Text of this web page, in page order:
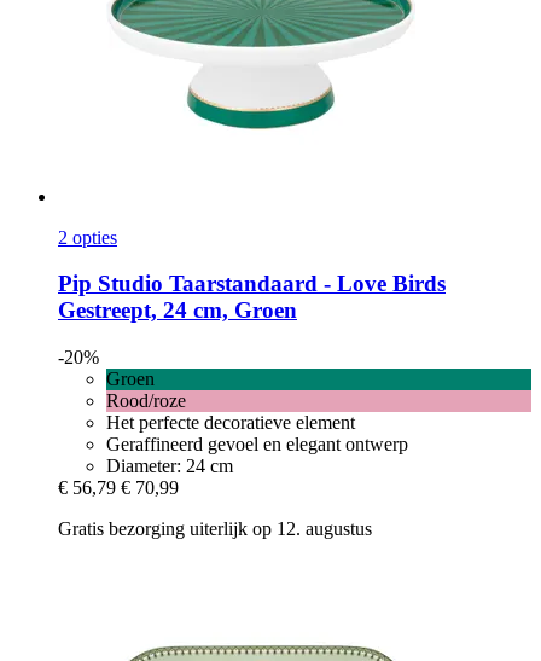
2 opties
Pip Studio Taarstandaard -​ Love Birds
Gestreept, 24 cm, Groen
-20%
Groen
Rood/roze
Het perfecte decoratieve element
Geraffineerd gevoel en elegant ontwerp
Diameter: 24 cm
€ 56,79 € 70,99
Gratis bezorging uiterlijk op 12. augustus